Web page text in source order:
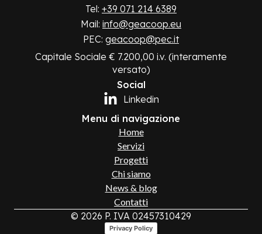
Tel: +39 071 214 6389
Mail: info@geacoop.eu
PEC: geacoop@pec.it
Capitale Sociale € 7.200,00 i.v. (interamente
versato)
Social
Linkedin
Menu di navigazione
Home
Servizi
Progetti
Chi siamo
News & blog
Contatti
© 2026 P. IVA 02457310429
Privacy Policy